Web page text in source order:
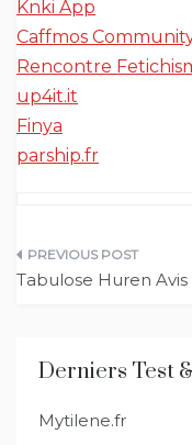
Knki App
Caffmos
Rencontre
up4it.it
Finya
parship.fr
Navigation
Tabulose Huren Avis
Derniers Test
Mytilene.fr